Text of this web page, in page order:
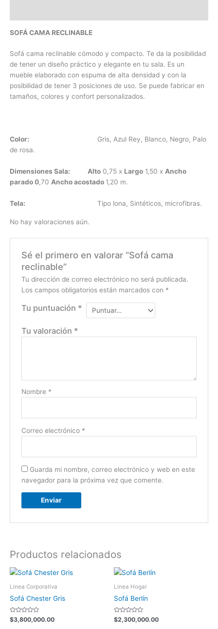
SOFÁ CAMA RECLINABLE
Sofá cama reclinable cómodo y compacto. Te da la posibilidad
de tener un diseño práctico y elegante en tu sala. Es un
mueble elaborado con espuma de alta densidad y con la
posibilidad de tener 3 posiciones de uso. Se puede fabricar en
tamaños, colores y confort personalizados.
Color: Gris, Azul Rey, Blanco, Negro, Palo
de rosa.
Dimensiones Sala: Alto 0,75 x Largo 1,50 x Ancho
parado 0,70 Ancho acostado 1,20 m.
Tela: Tipo lona, Sintéticos, microfibras.
No hay valoraciones aún.
Sé el primero en valorar “Sofá cama
reclinable”
Tu dirección de correo electrónico no será publicada.
Los campos obligatorios están marcados con *
Tu puntuación *
Tu valoración *
Nombre *
Correo electrónico *
Guarda mi nombre, correo electrónico y web en este
navegador para la próxima vez que comente.
Productos relacionados
Linea Corporativa
Sofá Chester Gris
Valorado
con
$3,800,000.00
Linea Hogar
Sofá Berlín
Valorado
con
$2,300,000.00